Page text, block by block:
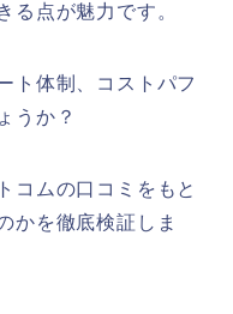
る点が魅力です。
ト体制、コストパフ
うか？
コムの口コミをもと
かを徹底検証しま